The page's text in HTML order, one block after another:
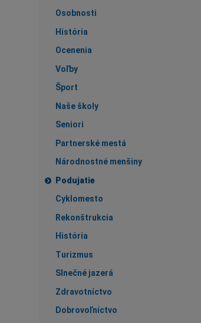
Osobnosti
História
Ocenenia
Voľby
Šport
Naše školy
Seniori
Partnerské mestá
Národnostné menšiny
Podujatie
Cyklomesto
Rekonštrukcia
História
Turizmus
Slnečné jazerá
Zdravotníctvo
Dobrovoľníctvo